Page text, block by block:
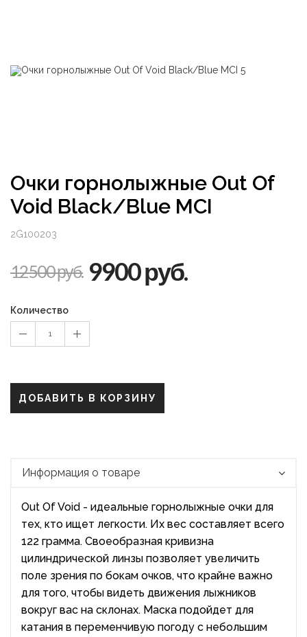
Очки горнолыжные Out Of
Void Black/Blue MCI
2G100203
12500 руб. 9900 руб.
Количество
1
ДОБАВИТЬ В КОРЗИНУ
Информация о товаре
Out Of Void - идеальные горнолыжные очки для
тех, кто ищет легкости. Их вес составляет всего
122 грамма. Своеобразная кривизна
цилиндрической линзы позволяет увеличить
поле зрения по бокам очков, что крайне важно
для того, чтобы видеть движения лыжников
вокруг вас на склонах. Маска подойдет для
катания в переменчивую погоду с небольшим